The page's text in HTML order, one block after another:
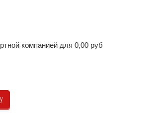
компанией для 0,00 руб